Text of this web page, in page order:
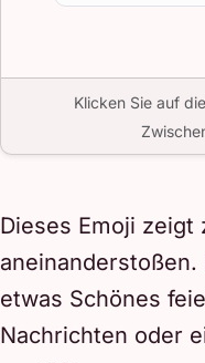
Klicken Sie auf
Dieses Emoji zeigt
etwas Schönes
Nachrichten oder